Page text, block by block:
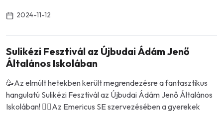
2024-11-12
Sulikézi Fesztivál az Újbudai Ádám Jenő
Általános Iskolában
🥳Az elmúlt hetekben került megrendezésre a fantasztikus
hangulatú Sulikézi Fesztivál az Újbudai Ádám Jenő Általános
Iskolában! 🤾‍♀️Az Emericus SE szervezésében a gyerekek